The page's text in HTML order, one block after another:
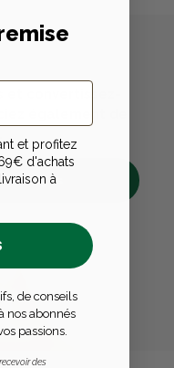
et convertissez-
également de
et profitez
d'achats
à
de conseils
nos abonnés
passions.
des